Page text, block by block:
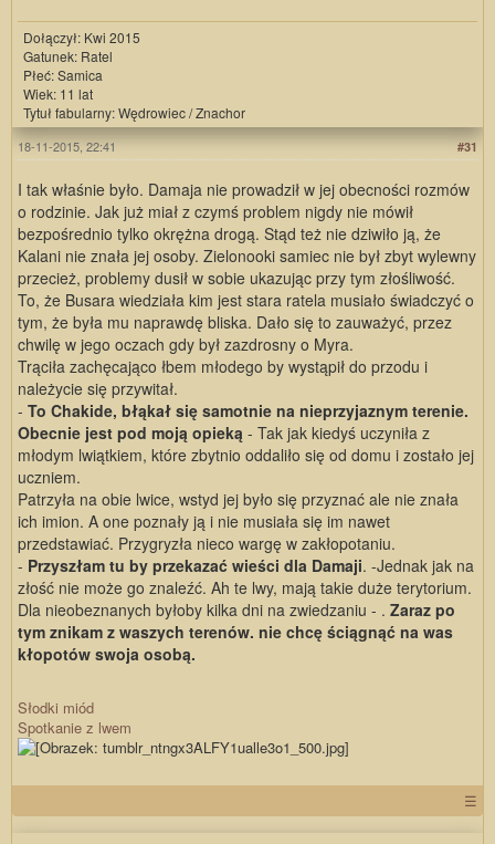
Dołączył: Kwi 2015
Gatunek: Ratel
Płeć: Samica
Wiek: 11 lat
Tytuł fabularny: Wędrowiec / Znachor
#31
18-11-2015, 22:41
I tak właśnie było. Damaja nie prowadził w jej obecności rozmów
o rodzinie. Jak już miał z czymś problem nigdy nie mówił
bezpośrednio tylko okrężna drogą. Stąd też nie dziwiło ją, że
Kalani nie znała jej osoby. Zielonooki samiec nie był zbyt wylewny
przecież, problemy dusił w sobie ukazując przy tym złośliwość.
To, że Busara wiedziała kim jest stara ratela musiało świadczyć o
tym, że była mu naprawdę bliska. Dało się to zauważyć, przez
chwilę w jego oczach gdy był zazdrosny o Myra.
Trąciła zachęcająco łbem młodego by wystąpił do przodu i
należycie się przywitał.
- To Chakide, błąkał się samotnie na nieprzyjaznym terenie.
Obecnie jest pod moją opieką - Tak jak kiedyś uczyniła z
młodym lwiątkiem, które zbytnio oddaliło się od domu i zostało jej
uczniem.
Patrzyła na obie lwice, wstyd jej było się przyznać ale nie znała
ich imion. A one poznały ją i nie musiała się im nawet
przedstawiać. Przygryzła nieco wargę w zakłopotaniu.
- Przyszłam tu by przekazać wieści dla Damaji. -Jednak jak na
złość nie może go znaleźć. Ah te lwy, mają takie duże terytorium.
Dla nieobeznanych byłoby kilka dni na zwiedzaniu - . Zaraz po
tym znikam z waszych terenów. nie chcę ściągnąć na was
kłopotów swoja osobą.
Słodki miód
Spotkanie z lwem
☰